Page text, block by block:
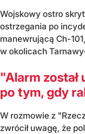
Wojskowy ostro
ostrzegania po
manewrującą Ch-
w okolicach
"Alarm
po tym, gdy
W rozmowie z
zwrócił uwagę, że